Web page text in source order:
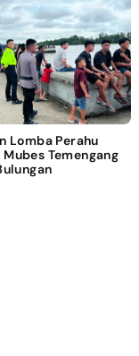
Lomba Perahu
Temengang